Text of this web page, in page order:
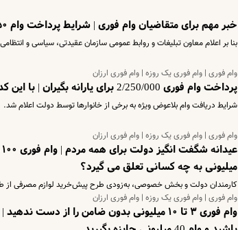
خبر مهم برای متقاضیان وام فوری | شرایط پرداخت وام ۱۵۰ میلیونی ارزان دولتی | چه کسانی مشمول شدند؟
بنا بر اعلام معاون تبلیغات و روابط عمومی سازمان عقیدتی، سیاسی و انتظامی فراجا وام ۱۵۰ میلیون تومانی به
وام فوری | وام فوری یک روزه | وام فوری ارزان
پرداخت وام فوری 2/250/000 برای یارانه بگیران | با این کد دستوری برای ثبت نام وام بلاعوض اقدام کنید
شرایط دریافت وام بلاعوض ویژه به برخی از خانوارها توسط دولت اعلام شد.
وام فوری | وام فوری یک روزه | وام فوری ارزان
میلیونی به چه کسانی تعلق می گیرد؟
کارمندان دولت و بخش خصوصی، به‌زودی طرح پیش‌خرید لوازم مصرفی از طریق سیستم
وام فوری | وام فوری یک روزه | وام فوری ارزان
وام فوری ۳ تا ۱۰ میلیونی بدون ضامن را از